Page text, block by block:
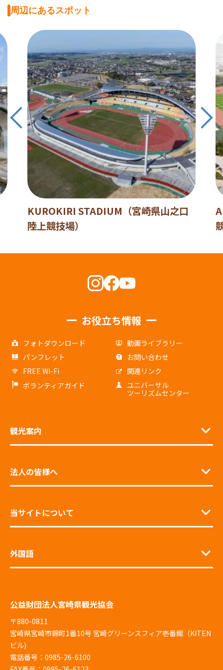
周辺にあるスポット
KUROKIRI STADIUM（宮崎県山之口
陸上競技場）
お役立ち情報
フォトダウンロード
動画ライブラリー
パンフレット
お問い合わせ
FREE Wi-Fi
関連リンク
ボランティアガイド
ユニバーサル
ツーリズムセンター
観光案内
法人の皆様へ
当サイトについて
外国語
公益財団法人宮崎県観光協会
〒880-0811
宮崎県宮崎市錦町1番10号 宮崎グリーンスフィア壱番館（KITEN
ビル)
電話番号：0985-26-6100